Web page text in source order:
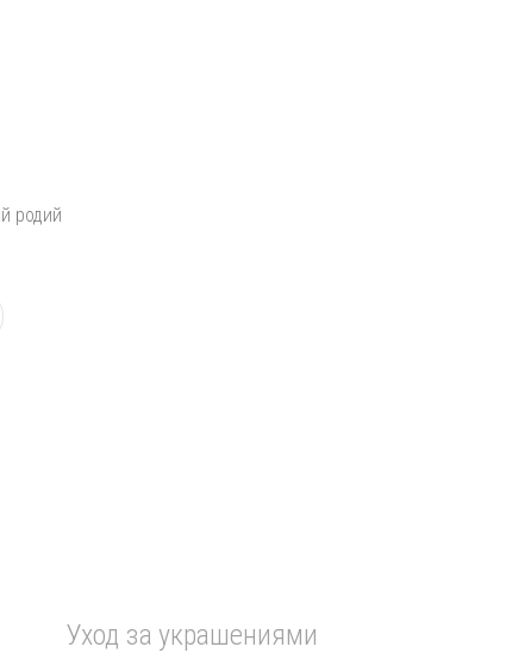
родий
Уход за украшениями